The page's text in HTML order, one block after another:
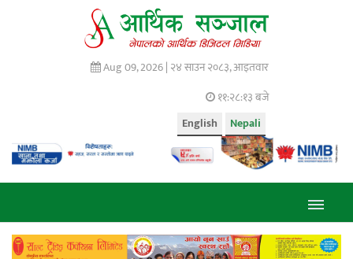
Aug 09, 2026 | २४ साउन २०८३, आइतवार
११:२८:१४ बजे
Nepali
English